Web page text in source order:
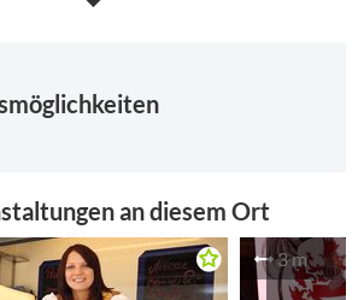
an diesem Ort
3 m